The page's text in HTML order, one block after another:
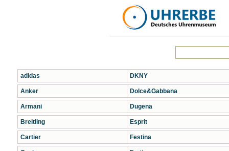
adidas
Anker
Armani
Breitling
Cartier
DKNY
Dolce&Gabbana
Dugena
Esprit
Festina